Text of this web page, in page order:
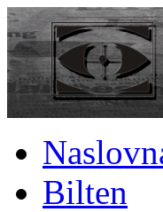
Bilten